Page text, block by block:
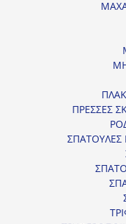
ΠΡΕΣΣΕΣ
ΣΠΑΤΟΥΛΕΣ